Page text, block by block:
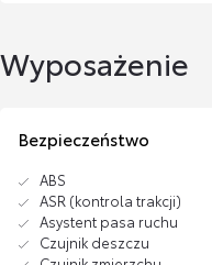
Wyposażenie
Bezpieczeństwo
ABS
ASR (kontrola trakcji)
Asystent pasa ruchu
Czujnik deszczu